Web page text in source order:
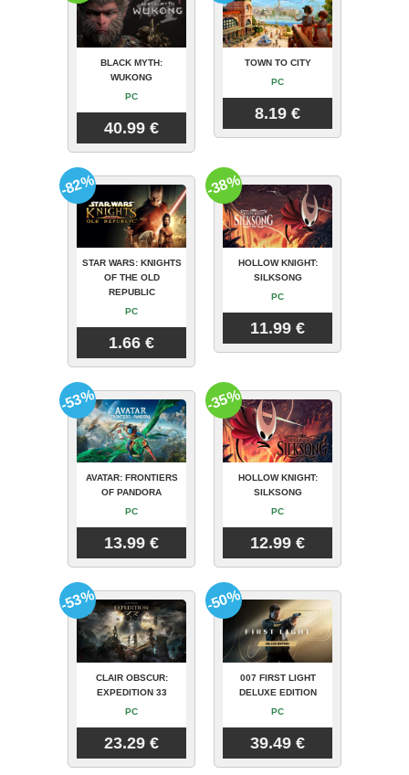
BLACK MYTH:
WUKONG
PC
40.99 €
TOWN TO CITY
PC
8.19 €
STAR WARS: KNIGHTS
OF THE OLD
REPUBLIC
PC
1.66 €
-82%
HOLLOW KNIGHT:
SILKSONG
PC
11.99 €
-38%
AVATAR: FRONTIERS
OF PANDORA
PC
13.99 €
-53%
HOLLOW KNIGHT:
SILKSONG
PC
12.99 €
-35%
CLAIR OBSCUR:
EXPEDITION 33
PC
23.29 €
-53%
007 FIRST LIGHT
DELUXE EDITION
PC
39.49 €
-50%